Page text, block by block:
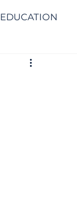
EDUCATION